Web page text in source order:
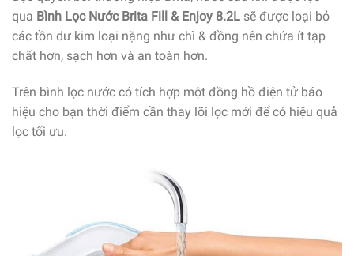
qua Bình Lọc Nước Brita Fill & Enjoy 8.2L sẽ được loại bỏ
các tồn dư kim loại nặng như chì & đồng nên chứa ít tạp
chất hơn, sạch hơn và an toàn hơn.
Trên bình lọc nước có tích hợp một đồng hồ điện tử báo
hiệu cho bạn thời điểm cần thay lõi lọc mới để có hiệu quả
lọc tối ưu.